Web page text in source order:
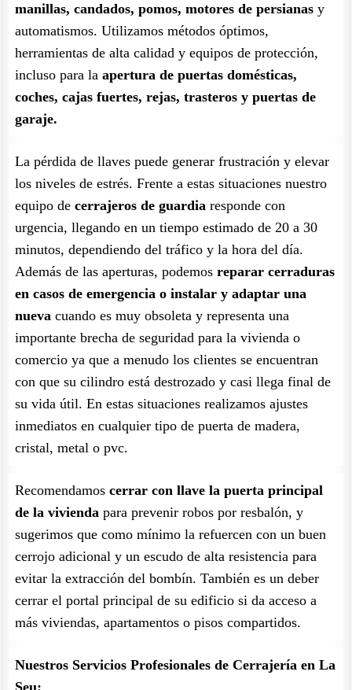
manillas, candados, pomos, motores de persianas y
automatismos. Utilizamos métodos óptimos,
herramientas de alta calidad y equipos de protección,
incluso para la apertura de puertas domésticas,
coches, cajas fuertes, rejas, trasteros y puertas de
garaje.
La pérdida de llaves puede generar frustración y elevar
los niveles de estrés. Frente a estas situaciones nuestro
equipo de cerrajeros de guardia responde con
urgencia, llegando en un tiempo estimado de 20 a 30
minutos, dependiendo del tráfico y la hora del día.
Además de las aperturas, podemos reparar cerraduras
en casos de emergencia o instalar y adaptar una
nueva cuando es muy obsoleta y representa una
importante brecha de seguridad para la vivienda o
comercio ya que a menudo los clientes se encuentran
con que su cilindro está destrozado y casi llega final de
su vida útil. En estas situaciones realizamos ajustes
inmediatos en cualquier tipo de puerta de madera,
cristal, metal o pvc.
Recomendamos cerrar con llave la puerta principal
de la vivienda para prevenir robos por resbalón, y
sugerimos que como mínimo la refuercen con un buen
cerrojo adicional y un escudo de alta resistencia para
evitar la extracción del bombín. También es un deber
cerrar el portal principal de su edificio si da acceso a
más viviendas, apartamentos o pisos compartidos.
Nuestros Servicios Profesionales de Cerrajería en La
Seu: